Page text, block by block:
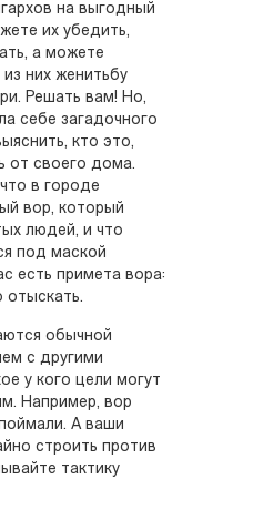
на выгодный
их убедить,
а можете
них женитьбу
Решать вам! Но,
себе загадочного
кто это,
от своего дома.
в городе
вор, который
людей, и что
под маской
есть примета вора:
отыскать.
обычной
с другими
у кого цели могут
Например, вор
А ваши
строить против
тактику